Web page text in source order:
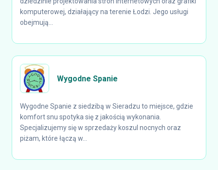
komputerowej, działający na terenie Łodzi. Jego usługi
obejmują...
Wygodne Spanie
Wygodne Spanie z siedzibą w Sieradzu to miejsce, gdzie
komfort snu spotyka się z jakością wykonania.
Specjalizujemy się w sprzedaży koszul nocnych oraz
piżam, które łączą w...